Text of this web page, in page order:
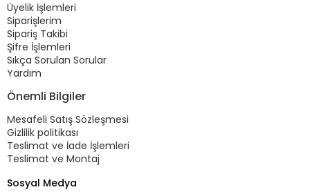
Üyelik İşlemleri
Siparişlerim
Sipariş Takibi
Şifre İşlemleri
Sıkça Sorulan Sorular
Yardım
Önemli Bilgiler
Mesafeli Satış Sözleşmesi
Gizlilik politikası
Teslimat ve İade İşlemleri
Teslimat ve Montaj
Sosyal Medya